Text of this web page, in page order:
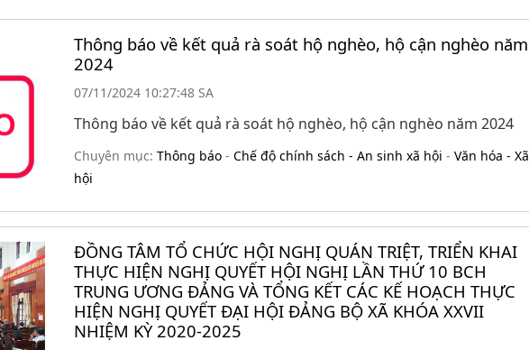
Thông báo về kết quả rà soát hộ nghèo, hộ cận nghèo năm
2024
07/11/2024 10:27:48 SA
Thông báo về kết quả rà soát hộ nghèo, hộ cận nghèo năm 2024
Chuyên mục:Thông báo -Chế độ chính sách - An sinh xã hội -Văn hóa - Xã
hội
ĐỒNG TÂM TỔ CHỨC HỘI NGHỊ QUÁN TRIỆT, TRIỂN KHAI
THỰC HIỆN NGHỊ QUYẾT HỘI NGHỊ LẦN THỨ 10 BCH
TRUNG ƯƠNG ĐẢNG VÀ TỔNG KẾT CÁC KẾ HOẠCH THỰC
HIỆN NGHỊ QUYẾT ĐẠI HỘI ĐẢNG BỘ XÃ KHÓA XXVII
NHIỆM KỲ 2020-2025